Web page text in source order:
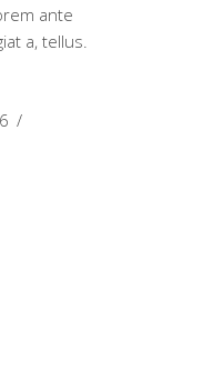
ante
a, tellus.